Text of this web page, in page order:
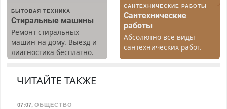
Ежемесячно
выплачивается денежная
премия. Возможно
бесплатное обучение,
получение документов,
работа инспектором по
безопасности с з/п до
125000 руб.
БЫТОВАЯ ТЕХНИКА
Стиральные машины
Ремонт стиральных
машин на дому. Выезд и
диагностика бесплатно.
САНТЕХНИЧЕСКИЕ РАБОТЫ
Сантехнические
работы
Абсолютно все виды
сантехнических работ.
Быстро. Качественно.
ЧИТАЙТЕ ТАКЖЕ
07:07, ОБЩЕСТВО